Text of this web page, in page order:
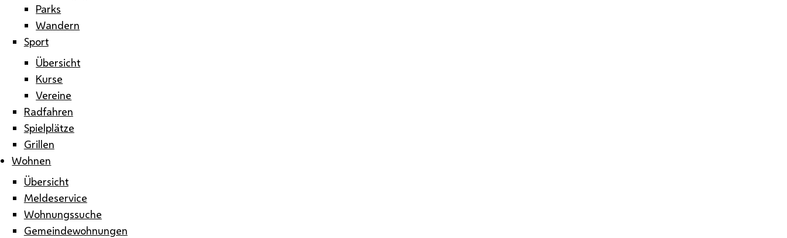
Parks
Wandern
Sport
Übersicht
Kurse
Vereine
Radfahren
Spielplätze
Grillen
Wohnen
Übersicht
Meldeservice
Wohnungssuche
Gemeindewohnungen